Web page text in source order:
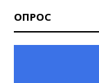
ОПРОС